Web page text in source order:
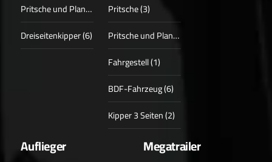
Pritsche und Plane (3)
Dreiseitenkipper (6)
Pritsche (3)
Pritsche und Plane (1)
Fahrgestell (1)
BDF-Fahrzeug (6)
Kipper 3 Seiten (2)
Auflieger Megatrailer